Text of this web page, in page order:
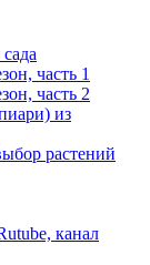
часть 1
часть 2
из
растений
канал